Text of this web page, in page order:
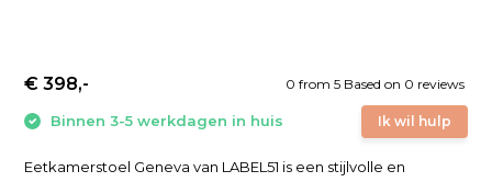
0 from 5 Based on 0 reviews
Ik wil hulp
€ 398,-
Binnen 3-5 werkdagen in huis
Eetkamerstoel Geneva van LABEL51 is een stijlvolle en